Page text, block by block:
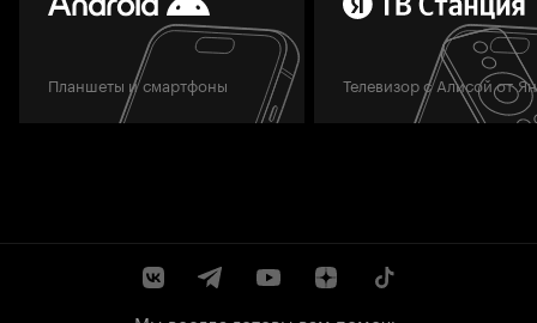
Планшеты и смартфоны Телевизор с Алисой от